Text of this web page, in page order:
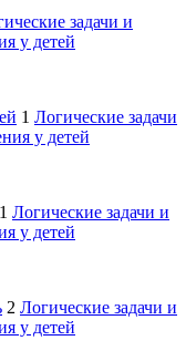
задачи и
у детей
1 Логические задачи
у детей
1 Логические задачи и
у детей
2 Логические задачи и
у детей